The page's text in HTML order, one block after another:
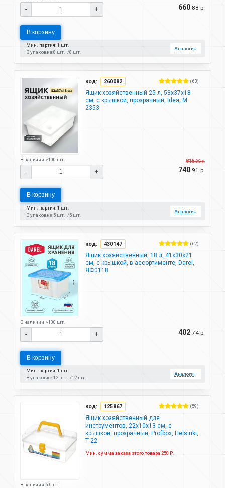
- + 660 .88 р.
В корзину
Мин. партия: 1 шт.
В упаковке:8 шт. 8 шт.
Аналоги↓
код: 260082 (63)
Ящик хозяйственный 25 л, 53х37х18
см, с крышкой, прозрачный, Idea, М
2353
В наличии >100 шт.
- +
815.00 р.
740.91 р.
В корзину
Мин. партия: 1 шт.
В упаковке:5 шт. 5 шт.
Аналоги↓
код: 430147 (62)
Ящик хозяйственный, 18 л, 41х30х21
см, с крышкой, в ассортименте, Darel,
ЯФ0118
В наличии >100 шт.
- + 402 .74 р.
В корзину
Мин. партия: 1 шт.
В упаковке:12 шт. 12 шт.
Аналоги↓
код: 125867 (59)
Ящик хозяйственный для
инструментов, 22х10х13 см, с
крышкой, прозрачный, Profbox, Helsinki,
Т-22
Мин. сумма заказа этого товара 250 ₽.
В наличии 60 шт.